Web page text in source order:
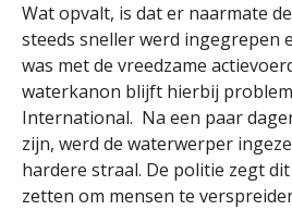
Wat opvalt, is dat er naarmate
steeds sneller werd ingegrepen
was met de vreedzame
waterkanon blijft hierbij
International. Na een paar
zijn, werd de waterwerper
hardere straal. De politie zegt
zetten om mensen te